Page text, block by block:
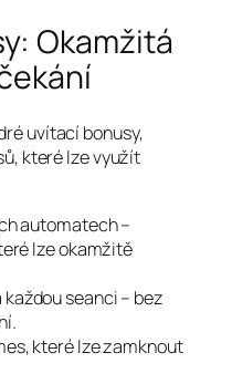
Okamžitá
uvítací bonusy,
které lze využít
automatech –
lze okamžitě
seanci – bez
které lze zamknout